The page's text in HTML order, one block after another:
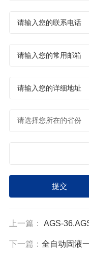
上一篇： AGS-
下一篇： 全自动固液一